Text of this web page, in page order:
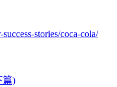
stories/coca-cola/
篇)